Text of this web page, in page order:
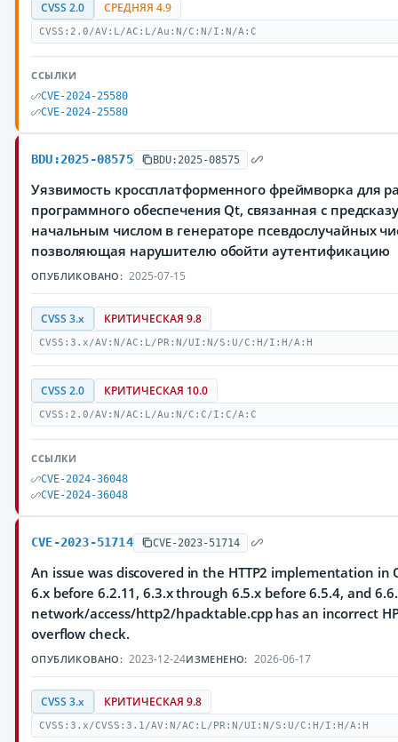
CVSS 2.0 СРЕДНЯЯ 4.9
CVSS:2.0/AV:L/AC:L/Au:N/C:N/I:N/A:C
ССЫЛКИ
CVE-2024-25580
CVE-2024-25580
BDU:2025-08575 BDU:2025-08575
Уязвимость кроссплатформенного фреймворка для
программного обеспечения Qt, связанная с
начальным числом в генераторе псевдослучайных
позволяющая нарушителю обойти аутентификацию
ОПУБЛИКОВАНО: 2025-07-15
CVSS 3.x КРИТИЧЕСКАЯ 9.8
CVSS:3.x/AV:N/AC:L/PR:N/UI:N/S:U/C:H/I:H/A:H
CVSS 2.0 КРИТИЧЕСКАЯ 10.0
CVSS:2.0/AV:N/AC:L/Au:N/C:C/I:C/A:C
ССЫЛКИ
CVE-2024-36048
CVE-2024-36048
CVE-2023-51714 CVE-2023-51714
An issue was discovered in the HTTP2 implementation in
6.x before 6.2.11, 6.3.x through 6.5.x before 6.5.4, and
network/access/http2/hpacktable.cpp has an incorrect
overflow check.
ОПУБЛИКОВАНО: 2023-12-24ИЗМЕНЕНО: 2026-06-17
CVSS 3.x КРИТИЧЕСКАЯ 9.8
CVSS:3.x/CVSS:3.1/AV:N/AC:L/PR:N/UI:N/S:U/C:H/I:H/A:H